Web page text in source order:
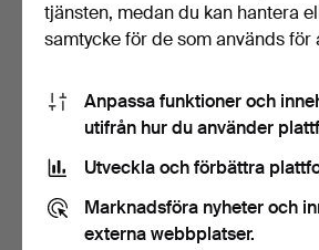
SKRIVBORD Allmoge,
1800-talets andra hälft.
8 bud
74 USD
1950/
20 bud
158
tjänsten, medan du kan hantera
samtycke för de som används för
Anpassa funktioner och
utifrån hur du använder
Utveckla och förbättra
Marknadsföra nyheter och
externa webbplatser.